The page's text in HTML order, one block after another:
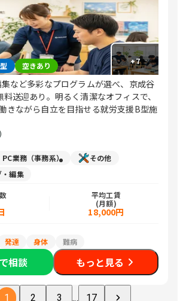
+7
空きあり
など多彩なプログラムが選べ、京成谷
送迎あり。明るく清潔なオフィスで、
きながら自立を目指せる就労支援B型施
業務（事務系）
その他
・編集
平均工賃
(月額)
18,000円
発達 身体 難病
相談 もっと見る
1 2 3 ... 17